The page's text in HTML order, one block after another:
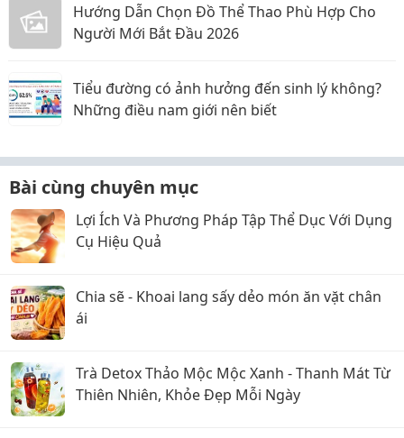
Hướng Dẫn Chọn Đồ Thể Thao Phù Hợp Cho
Người Mới Bắt Đầu 2026
Tiểu đường có ảnh hưởng đến sinh lý không?
Những điều nam giới nên biết
Bài cùng chuyên mục
Lợi Ích Và Phương Pháp Tập Thể Dục Với Dụng
Cụ Hiệu Quả
Chia sẽ - Khoai lang sấy dẻo món ăn vặt chân
ái
Trà Detox Thảo Mộc Mộc Xanh - Thanh Mát Từ
Thiên Nhiên, Khỏe Đẹp Mỗi Ngày